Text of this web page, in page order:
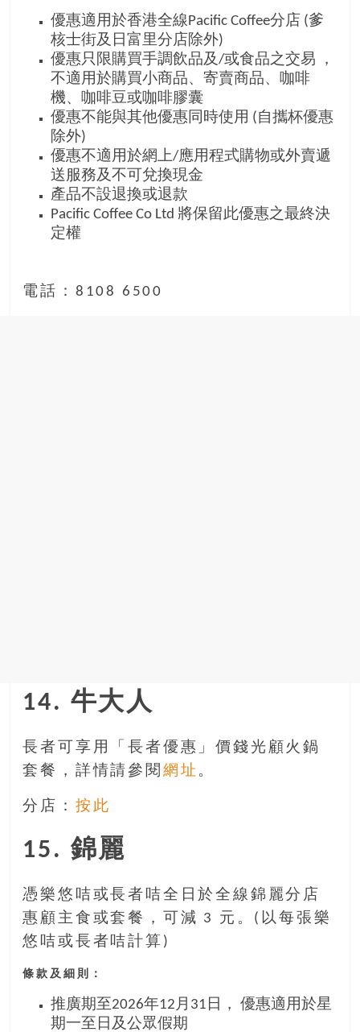
優惠適用於香港全線Pacific Coffee分店 (爹
核士街及日富里分店除外)
優惠只限購買手調飲品及/或食品之交易 ，
不適用於購買小商品、寄賣商品、咖啡
機、咖啡豆或咖啡膠囊
優惠不能與其他優惠同時使用 (自攜杯優惠
除外)
優惠不適用於網上/應用程式購物或外賣遞
送服務及不可兌換現金
產品不設退換或退款
Pacific Coffee Co Ltd 將保留此優惠之最終決
定權
電話：8108 6500
14. 牛大人
長者可享用「長者優惠」價錢光顧火鍋
套餐，詳情請參閱 網址 。
分店： 按此
15. 錦麗
憑樂悠咭或長者咭全日於全線錦麗分店
惠顧主食或套餐，可減 3 元。(以每張樂
悠咭或長者咭計算)
條款及細則：
推廣期至2026年12月31日， 優惠適用於星
期一至日及公眾假期